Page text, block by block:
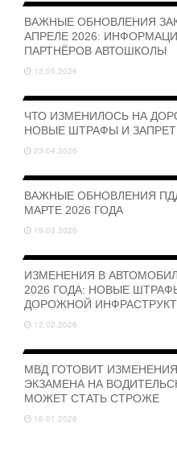
ВАЖНЫЕ ОБНОВЛЕНИЯ
АПРЕЛЕ 2026:
ПАРТНЁРОВ АВТОШКОЛЫ
13.05.2026
ЧТО ИЗМЕНИЛОСЬ НА
НОВЫЕ ШТРАФЫ И
23.04.2026
ВАЖНЫЕ ОБНОВЛЕНИЯ
МАРТЕ 2026 ГОДА
19.03.2026
ИЗМЕНЕНИЯ В
2026 ГОДА: НОВЫЕ
ДОРОЖНОЙ
12.02.2026
МВД ГОТОВИТ
ЭКЗАМЕНА НА
МОЖЕТ СТАТЬ СТРОЖЕ
16.01.2026